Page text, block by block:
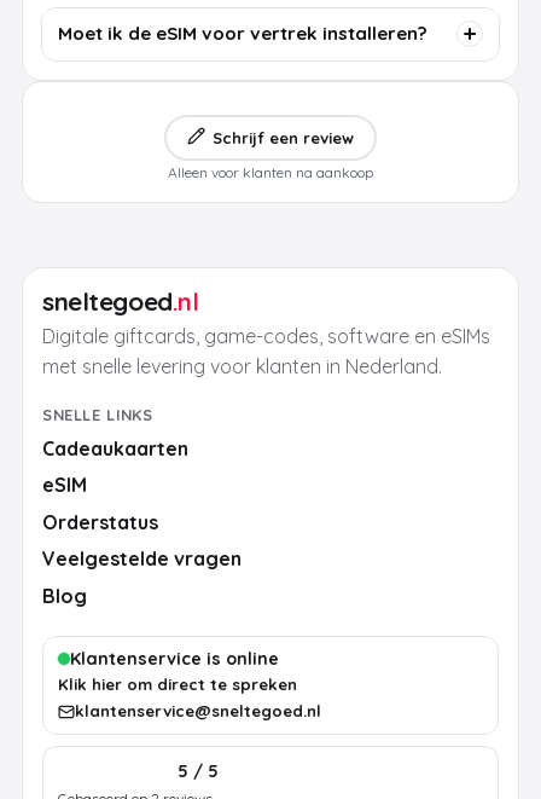
Moet ik de eSIM voor vertrek installeren?
Schrijf een review
Alleen voor klanten na aankoop
sneltegoed.nl
Digitale giftcards, game-codes, software en eSIMs
met snelle levering voor klanten in Nederland.
SNELLE LINKS
Cadeaukaarten
eSIM
Orderstatus
Veelgestelde vragen
Blog
Klantenservice is online
Klik hier om direct te spreken
klantenservice@sneltegoed.nl
5 / 5